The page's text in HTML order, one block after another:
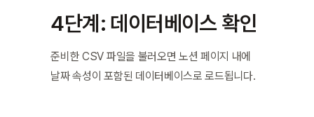
4단계: 데이터베이스 확인
준비한 CSV 파일을 불러오면 노션 페이지 내에
날짜 속성이 포함된 데이터베이스로 로드됩니다.